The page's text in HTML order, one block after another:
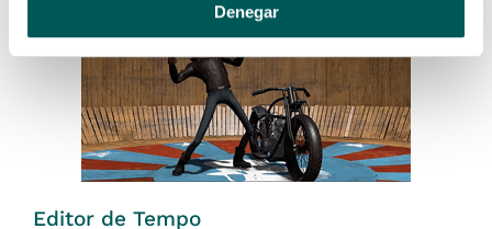
Denegar
Editor de Tempo